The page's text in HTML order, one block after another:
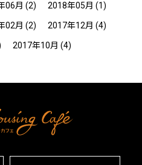
06月 (2) 2018年05月 (1)
02月 (2) 2017年12月 (4)
2017年10月 (4)